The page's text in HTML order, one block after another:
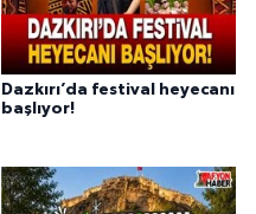
Dazkırı’da festival heyecanı
başlıyor!